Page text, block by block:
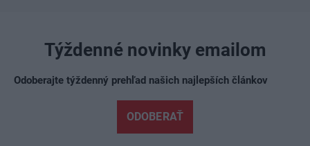
Týždenné novinky emailom
Odoberajte týždenný prehľad našich najlepších článkov
ODOBERAŤ